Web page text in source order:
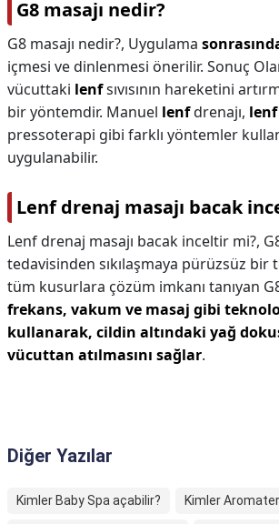
G8 masajı nedir?
G8 masajı nedir?, Uygulama
içmesi ve dinlenmesi önerilir. Sonuç
vücuttaki lenfsıvısının hareketini
bir yöntemdir. Manuel lenfdrenajı,
pressoterapi gibi farklı yöntemler
uygulanabilir.
Lenf drenaj masajı bacak
Lenf drenaj masajı bacak inceltir mi?,
tedavisinden sıkılaşmaya pürüzsüz bir
tüm kusurlara çözüm imkanı tanıyan
frekans, vakum ve masaj gibi
kullanarak, cildin altındaki yağ
vücuttan atılmasını sağlar.
Diğer Yazılar
Kimler Baby Spa açabilir? Kimler